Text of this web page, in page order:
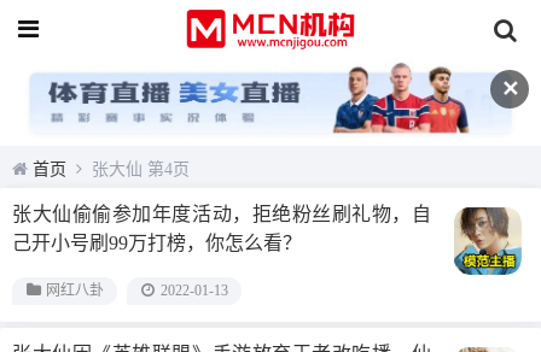
✕
首页 张大仙 第4页
张大仙偷偷参加年度活动，拒绝粉丝刷礼物，自
己开小号刷99万打榜，你怎么看？
网红八卦 2022-01-13